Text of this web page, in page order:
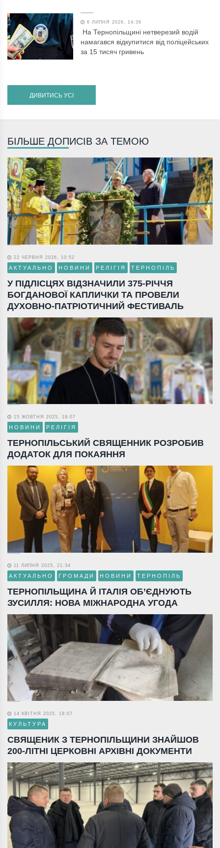
6 ЛИПНЯ 2026, 14:36
На Тернопільщині нетверезий водій
намагався відкупитися від поліцейських
за 15 тисяч гривень
ДИВИТИСЬ УСІ
БІЛЬШЕ ДОПИСІВ ЗА ТЕМОЮ
22 ЧЕРВНЯ 2026, 10:52
АКТУАЛЬНО НОВИНИ РЕЛІГІЯ ТЕРНОПІЛЬ
У ПІДЛІСЦЯХ ВІДЗНАЧИЛИ 375-РІЧЧЯ
БОГДАНОВОЇ КАПЛИЧКИ ТА ПРОВЕЛИ
ДУХОВНО-ПАТРІОТИЧНИЙ ФЕСТИВАЛЬ
15 ЖОВТНЯ 2025, 19:07
НОВИНИ РЕЛІГІЯ
ТЕРНОПІЛЬСЬКИЙ СВЯЩЕННИК РОЗРОБИВ
ДОДАТОК ДЛЯ ПОКАЯННЯ
11 ЛИПНЯ 2025, 21:34
АКТУАЛЬНО ГРОМАДИ НОВИНИ ТЕРНОПІЛЬ
ТЕРНОПІЛЬЩИНА Й ІТАЛІЯ ОБ’ЄДНУЮТЬ
ЗУСИЛЛЯ: НОВА МІЖНАРОДНА УГОДА
14 КВІТНЯ 2025, 18:07
КУЛЬТУРА
СВЯЩЕНИК З ТЕРНОПІЛЬЩИНИ ЗНАЙШОВ
200-ЛІТНІ ЦЕРКОВНІ АРХІВНІ ДОКУМЕНТИ